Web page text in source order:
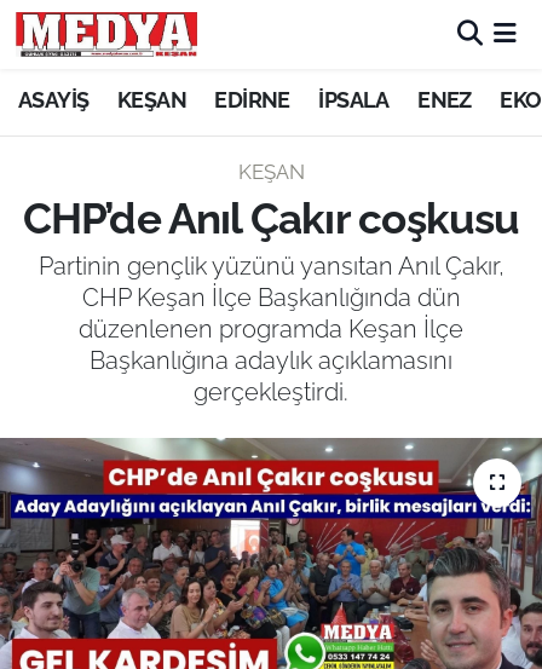
ASAYİŞ KEŞAN EDİRNE İPSALA ENEZ
KEŞAN
CHP’de Anıl Çakır coşkusu
Partinin gençlik yüzünü yansıtan Anıl Çakır,
CHP Keşan İlçe Başkanlığında dün
düzenlenen programda Keşan İlçe
Başkanlığına adaylık açıklamasını
gerçekleştirdi.
KEŞAN
ASAYİŞ
SİYASET
GÜNDEM
SAĞLIK
EĞİTİM
TARIM VE HAYVANCILIK
KÜLTÜR SANAT